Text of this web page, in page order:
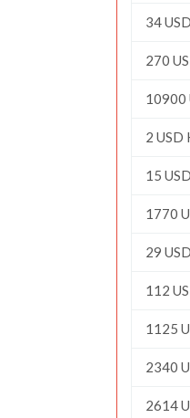
34
270
10900
2 USD
15
1770
29
112
1125
2340
2614